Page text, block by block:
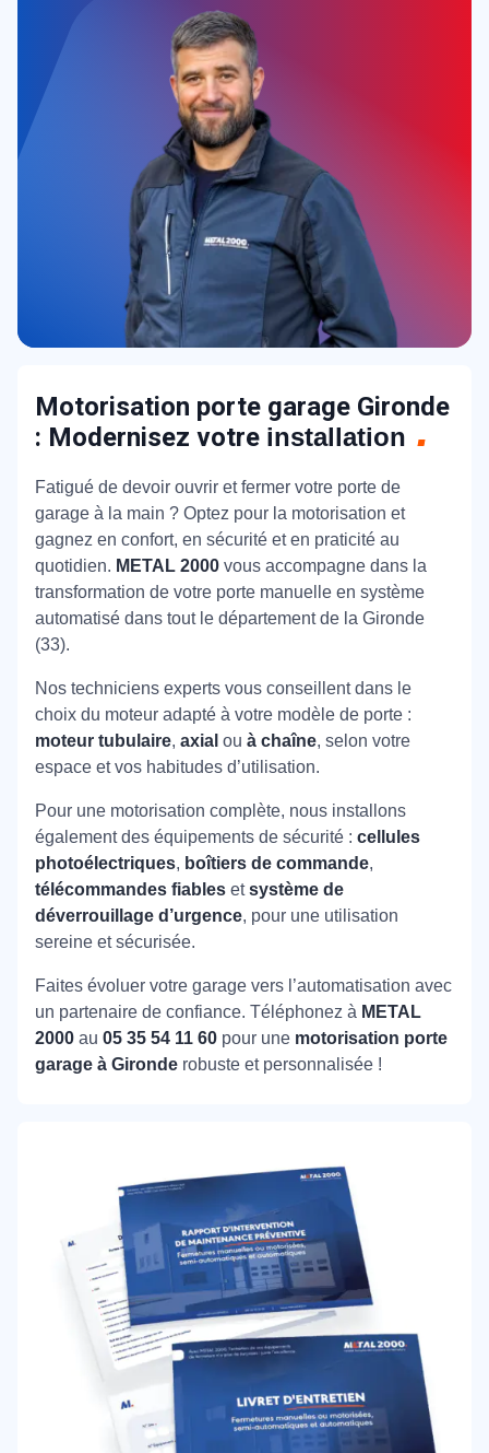
Motorisation porte garage Gironde
: Modernisez votre installation
Fatigué de devoir ouvrir et fermer votre porte de
garage à la main ? Optez pour la motorisation et
gagnez en confort, en sécurité et en praticité au
quotidien. METAL 2000 vous accompagne dans la
transformation de votre porte manuelle en système
automatisé dans tout le département de la Gironde
(33).
Nos techniciens experts vous conseillent dans le
choix du moteur adapté à votre modèle de porte :
moteur tubulaire, axial ou à chaîne, selon votre
espace et vos habitudes d’utilisation.
Pour une motorisation complète, nous installons
également des équipements de sécurité : cellules
photoélectriques, boîtiers de commande,
télécommandes fiables etsystème de
déverrouillage d’urgence, pour une utilisation
sereine et sécurisée.
Faites évoluer votre garage vers l’automatisation avec
un partenaire de confiance. Téléphonez à METAL
2000 au 05 35 54 11 60 pour une motorisation porte
garage à Gironde robuste et personnalisée !